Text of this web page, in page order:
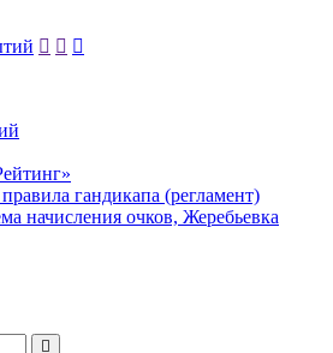
гандикапа (регламент)
начисления очков, Жеребьевка